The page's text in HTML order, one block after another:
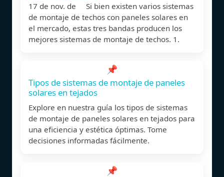
17 de nov. de Si bien existen varios sistemas
de montaje de techos con paneles solares en
el mercado, estas tres bandas producen los
mejores sistemas de montaje de techos. 1.
📌
Tipos de sistemas de montaje de paneles
solares en tejados
Explore en nuestra guía los tipos de sistemas
de montaje de paneles solares en tejados para
una eficiencia y estética óptimas. Tome
decisiones informadas fácilmente.
📌